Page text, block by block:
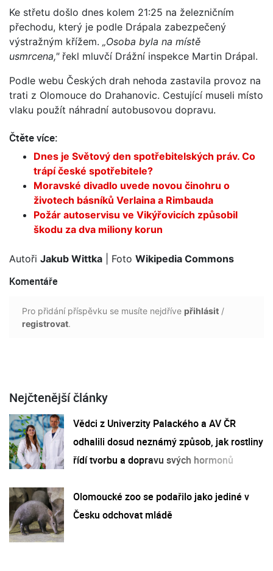
Ke střetu došlo dnes kolem 21:25 na železničním
přechodu, který je podle Drápala zabezpečený
výstražným křížem. „Osoba byla na místě
usmrcena,"řekl mluvčí Drážní inspekce Martin Drápal.
Podle webu Českých drah nehoda zastavila provoz na
trati z Olomouce do Drahanovic. Cestující museli místo
vlaku použít náhradní autobusovou dopravu.
Čtěte více:
Dnes je Světový den spotřebitelských práv. Co
trápí české spotřebitele?
Moravské divadlo uvede novou činohru o
životech básníků Verlaina a Rimbauda
Požár autoservisu ve Vikýřovicích způsobil
škodu za dva miliony korun
Autoři Jakub Wittka | Foto Wikipedia Commons
Komentáře
Pro přidání příspěvku se musíte nejdříve přihlásit /
registrovat.
Nejčtenější články
Vědci z Univerzity Palackého a AV ČR
odhalili dosud neznámý způsob, jak rostliny
řídí tvorbu a dopravu svých hormonů
Olomoucké zoo se podařilo jako jediné v
Česku odchovat mládě